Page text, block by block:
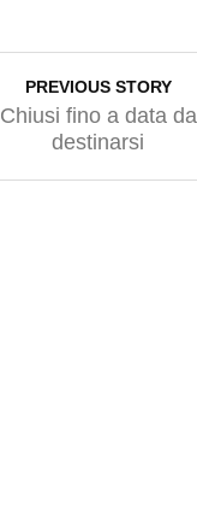
PREVIOUS STORY
Chiusi fino a data da
destinarsi